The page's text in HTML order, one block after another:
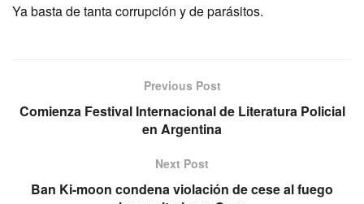
Ya basta de tanta corrupción y de parásitos.
Previous Post
Comienza Festival Internacional de Literatura Policial
en Argentina
Next Post
Ban Ki-moon condena violación de cese al fuego